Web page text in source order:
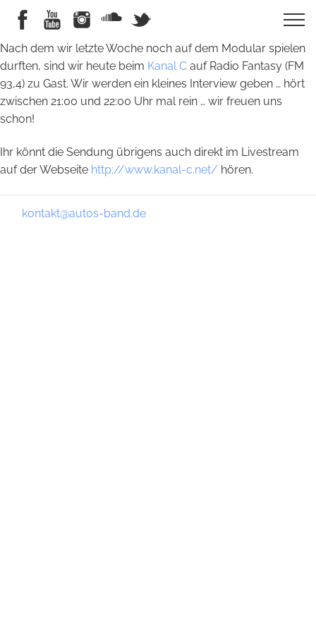
Nach dem wir letzte Woche noch auf dem Modular spielen
durften, sind wir heute beim Kanal C auf Radio Fantasy (FM
93,4) zu Gast. Wir werden ein kleines Interview geben … hört
zwischen 21:00 und 22:00 Uhr mal rein … wir freuen uns
schon!
Ihr könnt die Sendung übrigens auch direkt im Livestream
auf der Webseite http://www.kanal-c.net/ hören.
kontakt@autos-band.de